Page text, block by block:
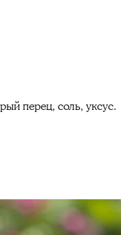
перец, соль, уксус.